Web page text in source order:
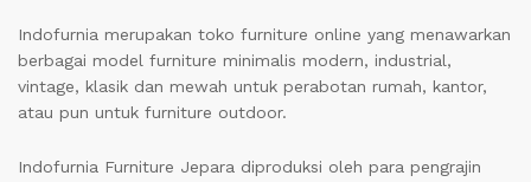
Indofurnia merupakan toko furniture online yang menawarkan
berbagai model furniture minimalis modern, industrial,
vintage, klasik dan mewah untuk perabotan rumah, kantor,
atau pun untuk furniture outdoor.
Indofurnia Furniture Jepara diproduksi oleh para pengrajin